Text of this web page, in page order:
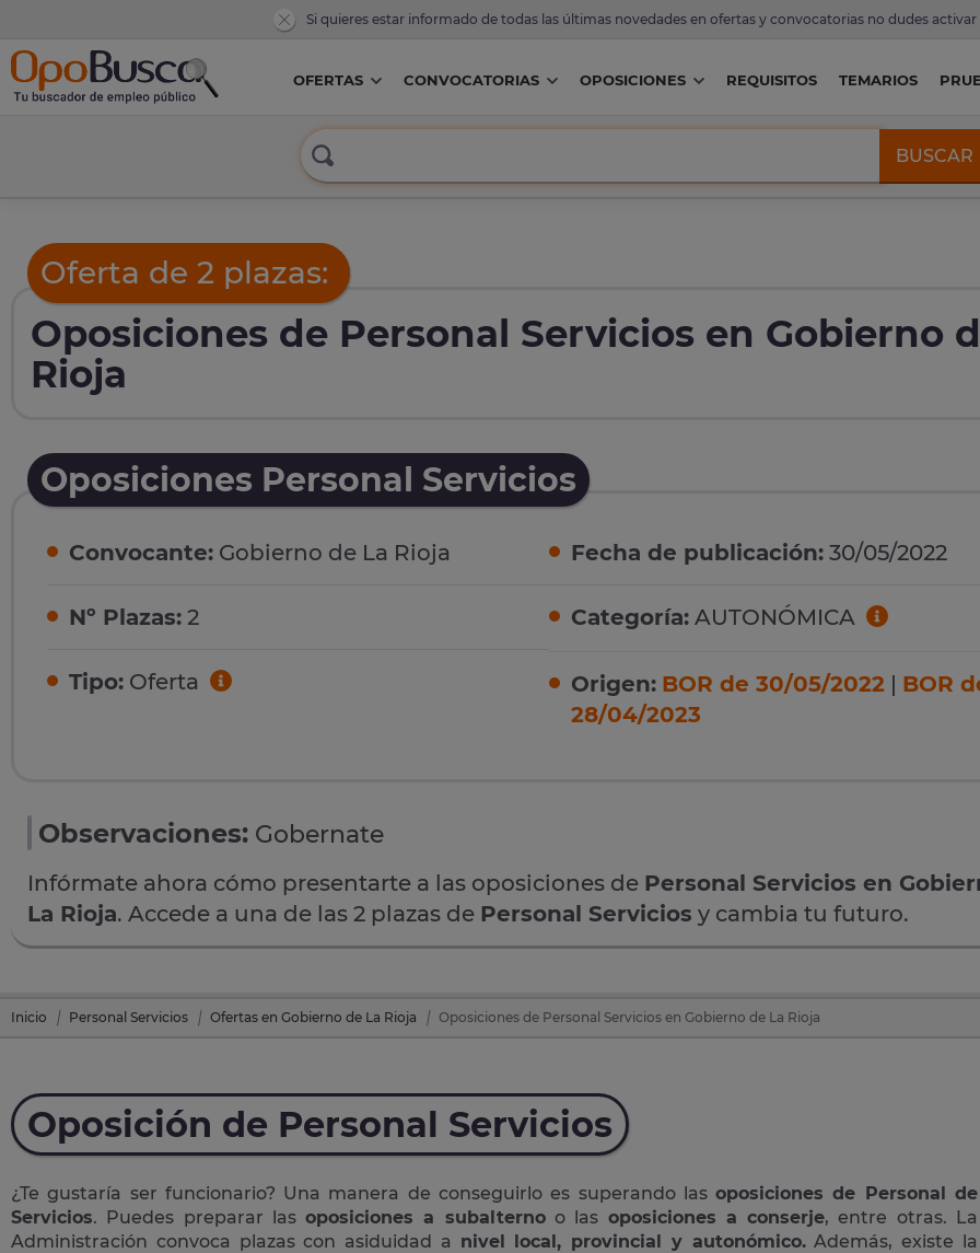
Si quieres estar informado de todas las últimas novedades en ofertas y convocatorias no dudes activar
OFERTAS CONVOCATORIAS OPOSICIONES REQUISITOS TEMARIOS
BUSCAR
Oferta de 2 plazas:
Oposiciones de Personal Servicios en Gobierno
Rioja
Oposiciones Personal Servicios
Convocante: Gobierno de La Rioja
Nº Plazas: 2
Tipo: Oferta
Fecha de publicación: 30/05/2022
Categoría: AUTONÓMICA
Origen: BOR de 30/05/2022 | BOR
28/04/2023
Observaciones: Gobernate
Infórmate ahora cómo presentarte a las oposiciones de Personal Servicios en
La Rioja. Accede a una de las 2 plazas de Personal Servicios y cambia tu futuro.
Inicio Personal Servicios Ofertas en Gobierno de La Rioja Oposiciones de Personal Servicios en Gobierno de La Rioja
Oposición de Personal Servicios
¿Te gustaría ser funcionario? Una manera de conseguirlo es superando lasoposiciones de Personal de
Servicios. Puedes preparar lasoposiciones a subalternoo las oposiciones a conserje, entre otras. La
Administración convoca plazas con asiduidad a nivel local, provincial y autonómico.Además, existe la